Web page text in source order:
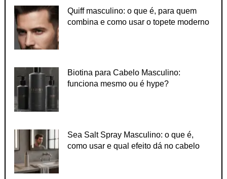
Quiff masculino: o que é, para quem
combina e como usar o topete moderno
Biotina para Cabelo Masculino:
funciona mesmo ou é hype?
Sea Salt Spray Masculino: o que é,
como usar e qual efeito dá no cabelo